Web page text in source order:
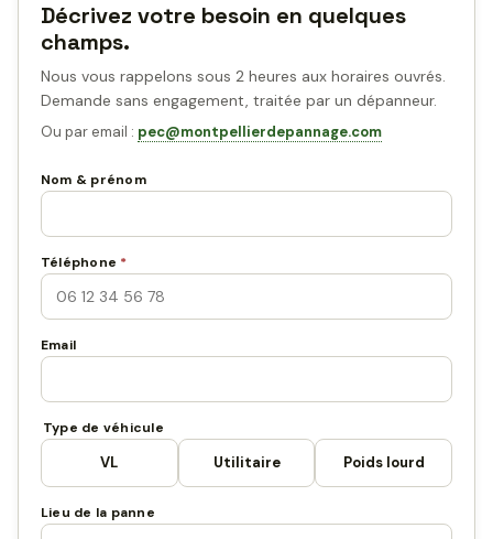
Décrivez votre besoin en quelques
champs.
Nous vous rappelons sous 2 heures aux horaires ouvrés.
Demande sans engagement, traitée par un dépanneur.
Ou par email : pec@montpellierdepannage.com
Nom & prénom
Téléphone *
Email
Type de véhicule
VL Utilitaire Poids lourd
Lieu de la panne